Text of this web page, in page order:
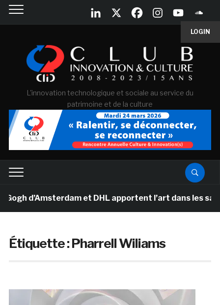
LOGIN
L'innovation technologique et sociale au service du
patrimoine et de la culture
d’Amsterdam et DHL apportent l’art dans les salles
Étiquette :Pharrell Wiliams